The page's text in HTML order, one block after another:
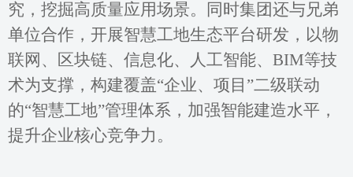
究，挖掘高质量应用场景。同时集团还与兄弟
单位合作，开展智慧工地生态平台研发，以物
联网、区块链、信息化、人工智能、BIM等技
术为支撑，构建覆盖“企业、项目”二级联动
的“智慧工地”管理体系，加强智能建造水平，
提升企业核心竞争力。